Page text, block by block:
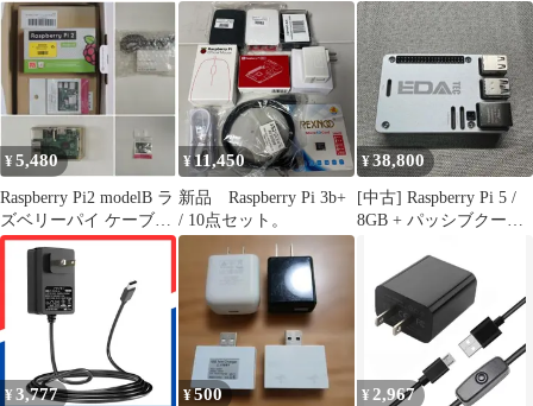
ーセット
ダプター Pi Pi 5A C）
5.1V (Type USB-C 5に
適用（ブラック） PDア
ダプター 27W 電源 5
Smraza
¥5,480
Raspberry Pi2 modelB ラ
ズベリーパイ ケーブル
ACアダプタ
¥11,450
新品 Raspberry Pi 3b+
/ 10点セット。
¥38,800
[中古] Raspberry Pi 5 /
8GB + パッシブクーリ
¥ 3,777 ¥500 ¥ 2,967